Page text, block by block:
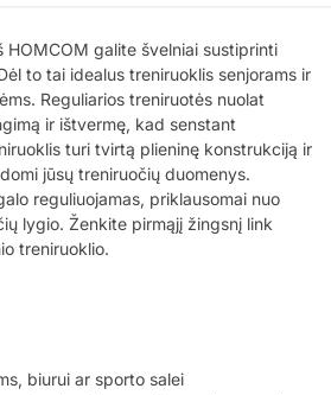
HOMCOM galite švelniai sustiprinti
to tai idealus treniruoklis senjorams ir
Reguliarios treniruotės nuolat
ir ištvermę, kad senstant
turi tvirtą plieninę konstrukciją ir
jūsų treniruočių duomenys.
reguliuojamas, priklausomai nuo
lygio. Ženkite pirmąjį žingsnį link
treniruoklio.
biurui ar sporto salei